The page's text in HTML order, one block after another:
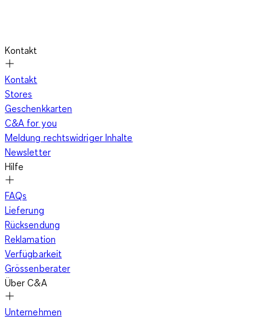
Kontakt
Kontakt
Stores
Geschenkkarten
C&A for you
Meldung rechtswidriger Inhalte
Newsletter
Hilfe
FAQs
Lieferung
Rücksendung
Reklamation
Verfügbarkeit
Grössenberater
Über C&A
Unternehmen